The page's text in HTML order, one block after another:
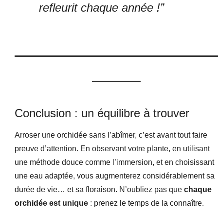
refleurit chaque année !”
Conclusion : un équilibre à trouver
Arroser une orchidée sans l’abîmer, c’est avant tout faire
preuve d’attention. En observant votre plante, en utilisant
une méthode douce comme l’immersion, et en choisissant
une eau adaptée, vous augmenterez considérablement sa
durée de vie… et sa floraison. N’oubliez pas que chaque
orchidée est unique : prenez le temps de la connaître.